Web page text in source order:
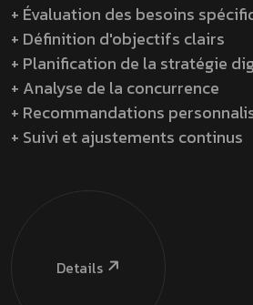
+ Évaluation des besoins
+ Définition d'objectifs clairs
+ Planification de la stratégie
+ Analyse de la concurrence
+ Recommandations
+ Suivi et ajustements continus
Details